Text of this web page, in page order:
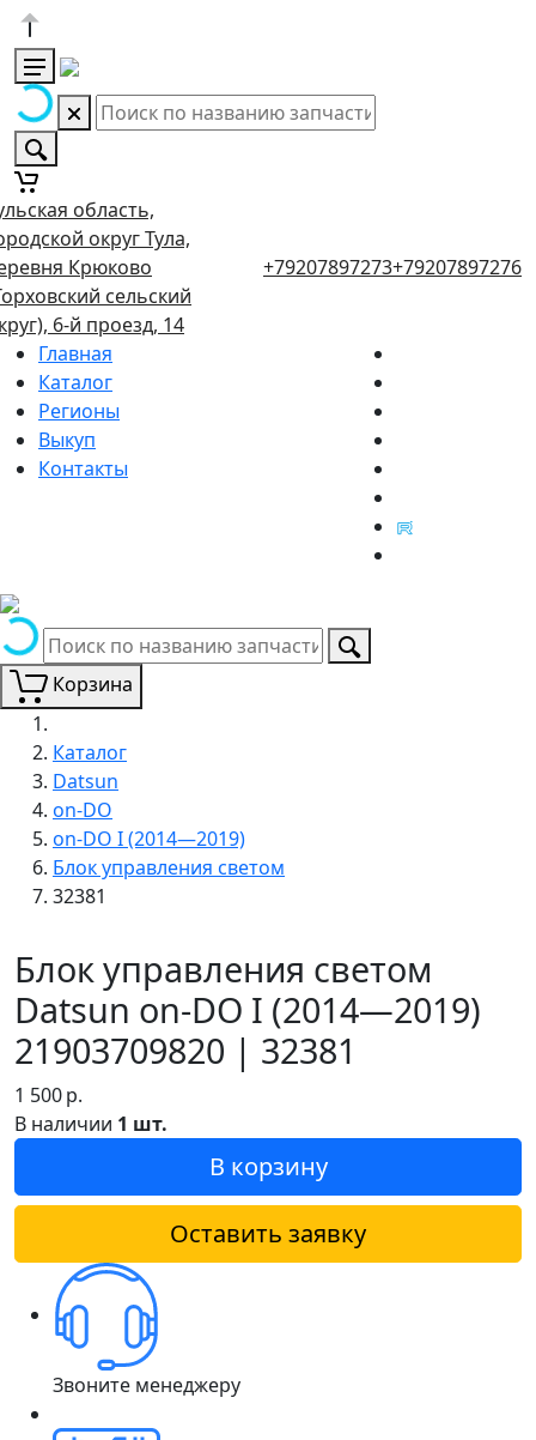
область,
округ Тула,
Крюково
сельский
6-й проезд, 14
+79207897273+79207897276
Главная
Каталог
Регионы
Выкуп
Контакты
Корзина
Каталог
Datsun
on-DO
on-DO I (2014—2019)
Блок управления светом
32381
Блок управления светом
Datsun on-DO I (2014—2019)
21903709820 | 32381
1 500р.
В наличии 1 шт.
В корзину
Оставить заявку
Звоните менеджеру